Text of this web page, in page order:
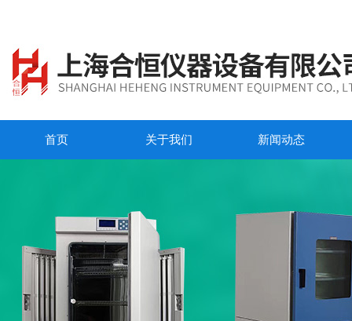
首页 关于我们 新闻动态